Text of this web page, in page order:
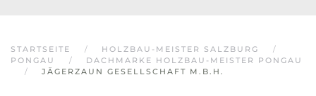
STARTSEITE
HOLZBAU-MEISTER SALZBURG
PONGAU
DACHMARKE HOLZBAU-MEISTER PONGAU
JÄGERZAUN GESELLSCHAFT M.B.H.